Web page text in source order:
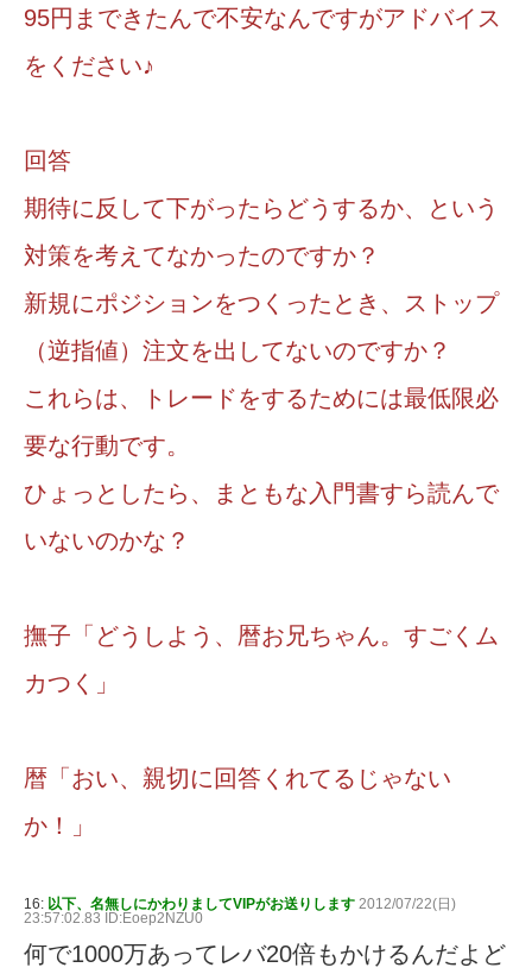
95円まできたんで不安なんですがアドバイス
をください♪
回答
期待に反して下がったらどうするか、という
対策を考えてなかったのですか？
新規にポジションをつくったとき、ストップ
（逆指値）注文を出してないのですか？
これらは、トレードをするためには最低限必
要な行動です。
ひょっとしたら、まともな入門書すら読んで
いないのかな？
撫子「どうしよう、暦お兄ちゃん。すごくム
カつく」
暦「おい、親切に回答くれてるじゃない
か！」
16: 以下、名無しにかわりましてVIPがお送りします 2012/07/22(日)
23:57:02.83 ID:Eoep2NZU0
何で1000万あってレバ20倍もかけるんだよど